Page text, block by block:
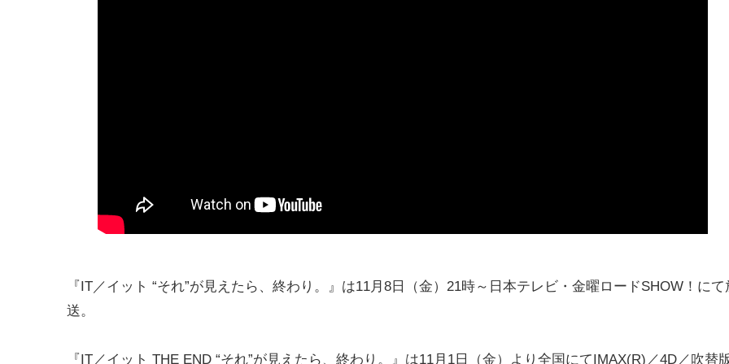
『IT／イット “それ”が見えたら、終わり。』は11月8日（金）21時～日本テレビ・金曜ロードSHOW！にて
送。
『IT／イット THE END “それ”が見えたら、終わり。』は11月1日（金）より全国にてIMAX(R)／4D／吹替